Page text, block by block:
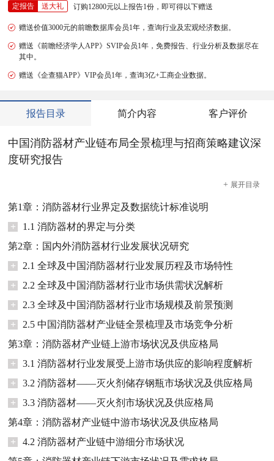
定报告 送大礼 订购12800元以上报告1份，即可得以下赠送
赠送价值3000元的前瞻数据库会员1年，查询行业及宏观经济数据。
赠送《前瞻经济学人APP》SVIP会员1年，免费报告、行业分析及数据尽在
其中。
赠送《企查猫APP》VIP会员1年，查询3亿+工商企业数据。
报告目录 简介内容 客户评价
中国消防器材产业链布局全景梳理与招商策略建议深
度研究报告
+ 展开目录
第1章：消防器材行业界定及数据统计标准说明
+
1.1 消防器材的界定与分类
第2章：国内外消防器材行业发展状况研究
+
2.1 全球及中国消防器材行业发展历程及市场特性
+
2.2 全球及中国消防器材行业市场供需状况解析
+
2.3 全球及中国消防器材行业市场规模及前景预测
+
2.5 中国消防器材产业链全景梳理及市场竞争分析
第3章：消防器材产业链上游市场状况及供应格局
+
3.1 消防器材行业发展受上游市场供应的影响程度解析
+
3.2 消防器材——灭火剂储存钢瓶市场状况及供应格局
+
3.3 消防器材——灭火剂市场状况及供应格局
第4章：消防器材产业链中游市场状况及供应格局
+
4.2 消防器材产业链中游细分市场状况